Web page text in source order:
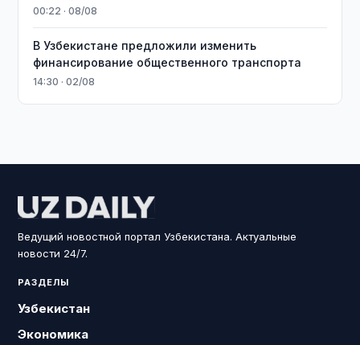
00:22 · 08/08
В Узбекистане предложили изменить
финансирование общественного транспорта
14:30 · 02/08
Ведущий новостной портал Узбекистана. Актуальные
новости 24/7.
РАЗДЕЛЫ
Узбекистан
Экономика